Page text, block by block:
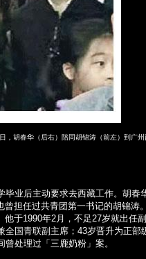
日，胡春华（后右）陪同胡锦涛（前左）到广州
业后主动要求去西藏工作。胡春
担任过共青团第一书记的胡锦涛
他于1990年2 月，不足 27岁就出任
国青联副主席； 43岁晋升为正部
处理过「三鹿奶粉」案。